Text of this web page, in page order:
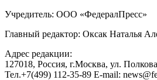
Учредитель: ООО «ФедералПресс»
Главный редактор: Оксак Наталья
Адрес редакции:
127018, Россия, г.Москва, ул.
Тел.+7(499) 112-35-89 E-mail: